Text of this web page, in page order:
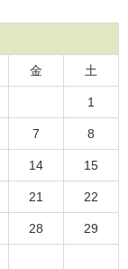
金 土
1
7 8
14 15
21 22
28 29